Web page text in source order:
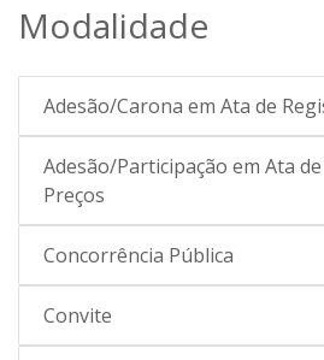
Modalidade
Adesão/Carona em Ata de
Adesão/Participação em Ata
Preços
Concorrência Pública
Convite